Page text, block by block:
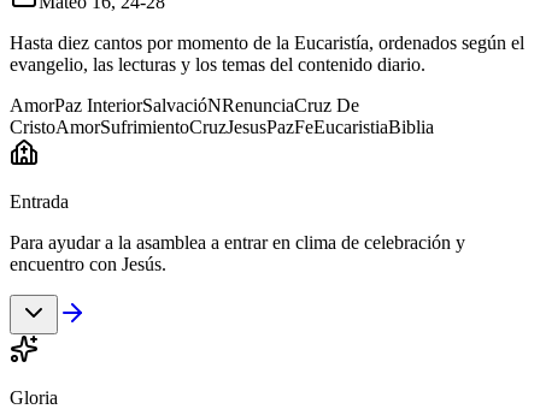
Hasta diez cantos por momento de la Eucaristía, ordenados según el
evangelio, las lecturas y los temas del contenido diario.
AmorPaz InteriorSalvacióNRenunciaCruz De
CristoAmorSufrimientoCruzJesusPazFeEucaristiaBiblia
Entrada
Para ayudar a la asamblea a entrar en clima de celebración y
encuentro con Jesús.
Gloria